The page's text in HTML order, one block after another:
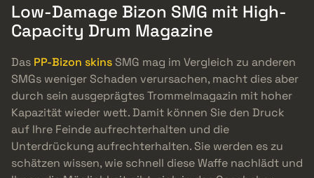
Low-Damage Bizon SMG mit High-
Capacity Drum Magazine
Das PP-Bizon skinsSMG mag im Vergleich zu anderen
SMGs weniger Schaden verursachen, macht dies aber
durch sein ausgeprägtes Trommelmagazin mit hoher
Kapazität wieder wett. Damit können Sie den Druck
auf Ihre Feinde aufrechterhalten und die
Unterdrückung aufrechterhalten. Sie werden es zu
schätzen wissen, wie schnell diese Waffe nachlädt und